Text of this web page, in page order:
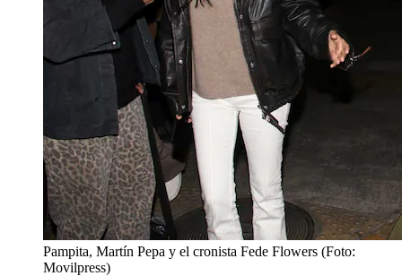
Pampita, Martín Pepa y el cronista Fede Flowers (Foto:
Movilpress)